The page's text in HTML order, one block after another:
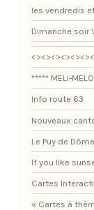
les vendredis
Dimanche soir
***** MELI-
Info route 63
Nouveaux
Le Puy de Dôme
If you like
Cartes
« Cartes à